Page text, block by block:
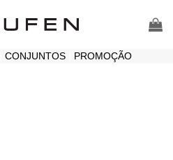
CONJUNTOS| PROMOÇÃO